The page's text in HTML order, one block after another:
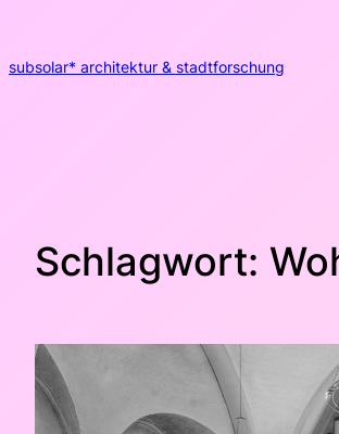
springen
subsolar* architektur & stadtforschung
Schlagwort: